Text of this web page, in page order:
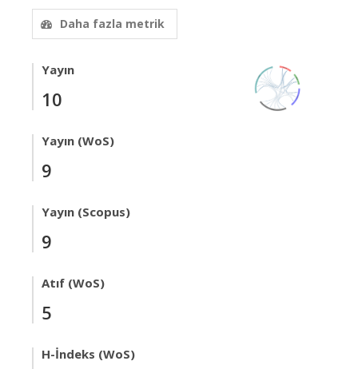
Daha fazla metrik
Yayın
10
Yayın (WoS)
9
Yayın (Scopus)
9
Atıf (WoS)
5
H-İndeks (WoS)